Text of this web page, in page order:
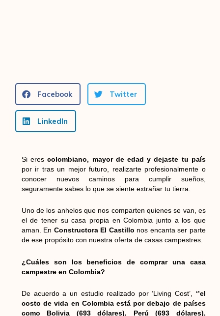
Facebook Twitter
LinkedIn
Si erescolombiano, mayor de edad y dejaste tu país
por ir tras un mejor futuro, realizarte profesionalmente o
conocer nuevos caminos para cumplir sueños,
seguramente sabes lo que se siente extrañar tu tierra.
Uno de los anhelos que nos comparten quienes se van, es
el de tener su casa propia en Colombia junto a los que
aman. En Constructora El Castillo nos encanta ser parte
de ese propósito con nuestra oferta de casas campestres.
¿Cuáles son los beneficios de comprar una casa
campestre en Colombia?
De acuerdo a un estudio realizado por ‘Living Cost’,
‘’el
costo de vida en Colombia está por debajo de países
como Bolivia (693 dólares), Perú (693 dólares),